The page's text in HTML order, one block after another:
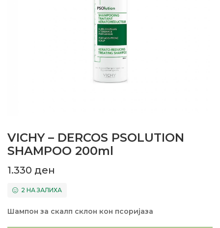
VICHY – DERCOS PSOLUTION
SHAMPOO 200ml
1.330 ден
2 НА ЗАЛИХА
Шампон за скалп склон кон псоријаза